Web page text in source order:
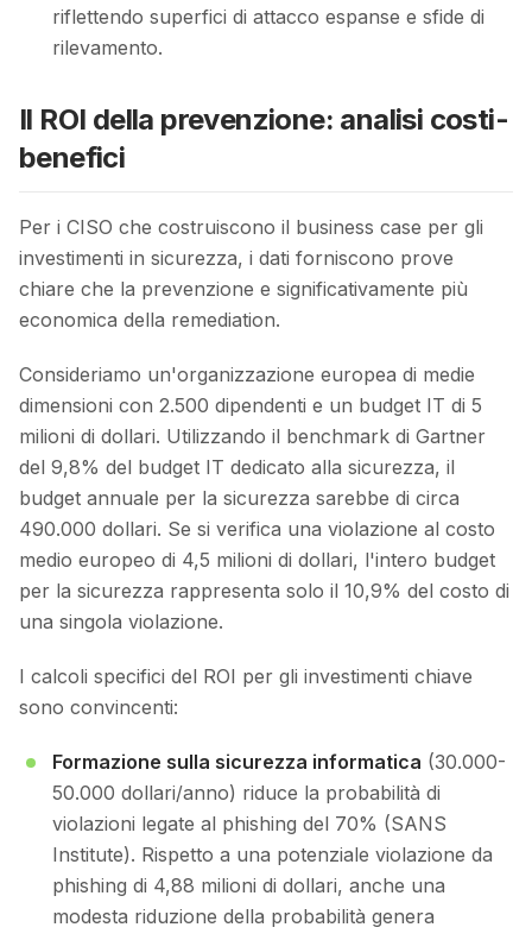
riflettendo superfici di attacco espanse e sfide di
rilevamento.
Il ROI della prevenzione: analisi costi-
benefici
Per i CISO che costruiscono il business case per gli
investimenti in sicurezza, i dati forniscono prove
chiare che la prevenzione e significativamente più
economica della remediation.
Consideriamo un'organizzazione europea di medie
dimensioni con 2.500 dipendenti e un budget IT di 5
milioni di dollari. Utilizzando il benchmark di Gartner
del 9,8% del budget IT dedicato alla sicurezza, il
budget annuale per la sicurezza sarebbe di circa
490.000 dollari. Se si verifica una violazione al costo
medio europeo di 4,5 milioni di dollari, l'intero budget
per la sicurezza rappresenta solo il 10,9% del costo di
una singola violazione.
I calcoli specifici del ROI per gli investimenti chiave
sono convincenti:
Formazione sulla sicurezza informatica (30.000-
50.000 dollari/anno) riduce la probabilità di
violazioni legate al phishing del 70% (SANS
Institute). Rispetto a una potenziale violazione da
phishing di 4,88 milioni di dollari, anche una
modesta riduzione della probabilità genera